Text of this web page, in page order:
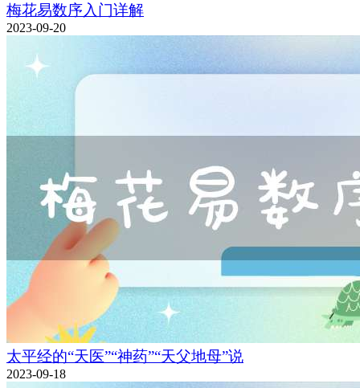
梅花易数序入门详解
2023-09-20
太平经的“天医”“神药”“天父地母”说
2023-09-18